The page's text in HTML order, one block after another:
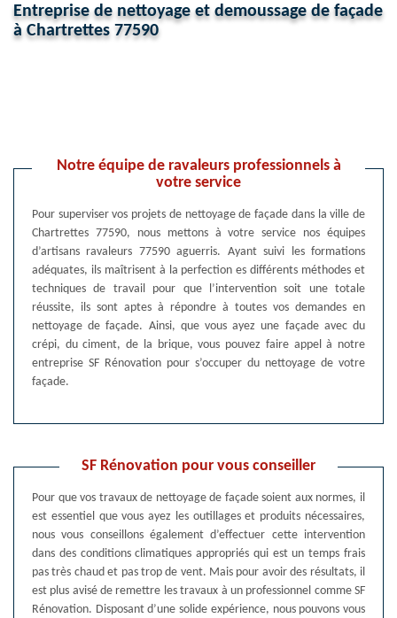
Entreprise de nettoyage et demoussage de façade
à Chartrettes 77590
Notre équipe de ravaleurs professionnels à
votre service
Pour superviser vos projets de nettoyage de façade dans la ville de
Chartrettes 77590, nous mettons à votre service nos équipes
d’artisans ravaleurs 77590 aguerris. Ayant suivi les formations
adéquates, ils maîtrisent à la perfection es différents méthodes et
techniques de travail pour que l’intervention soit une totale
réussite, ils sont aptes à répondre à toutes vos demandes en
nettoyage de façade. Ainsi, que vous ayez une façade avec du
crépi, du ciment, de la brique, vous pouvez faire appel à notre
entreprise SF Rénovation pour s’occuper du nettoyage de votre
façade.
SF Rénovation pour vous conseiller
Pour que vos travaux de nettoyage de façade soient aux normes, il
est essentiel que vous ayez les outillages et produits nécessaires,
nous vous conseillons également d’effectuer cette intervention
dans des conditions climatiques appropriés qui est un temps frais
pas très chaud et pas trop de vent. Mais pour avoir des résultats, il
est plus avisé de remettre les travaux à un professionnel comme SF
Rénovation. Disposant d’une solide expérience, nous pouvons vous